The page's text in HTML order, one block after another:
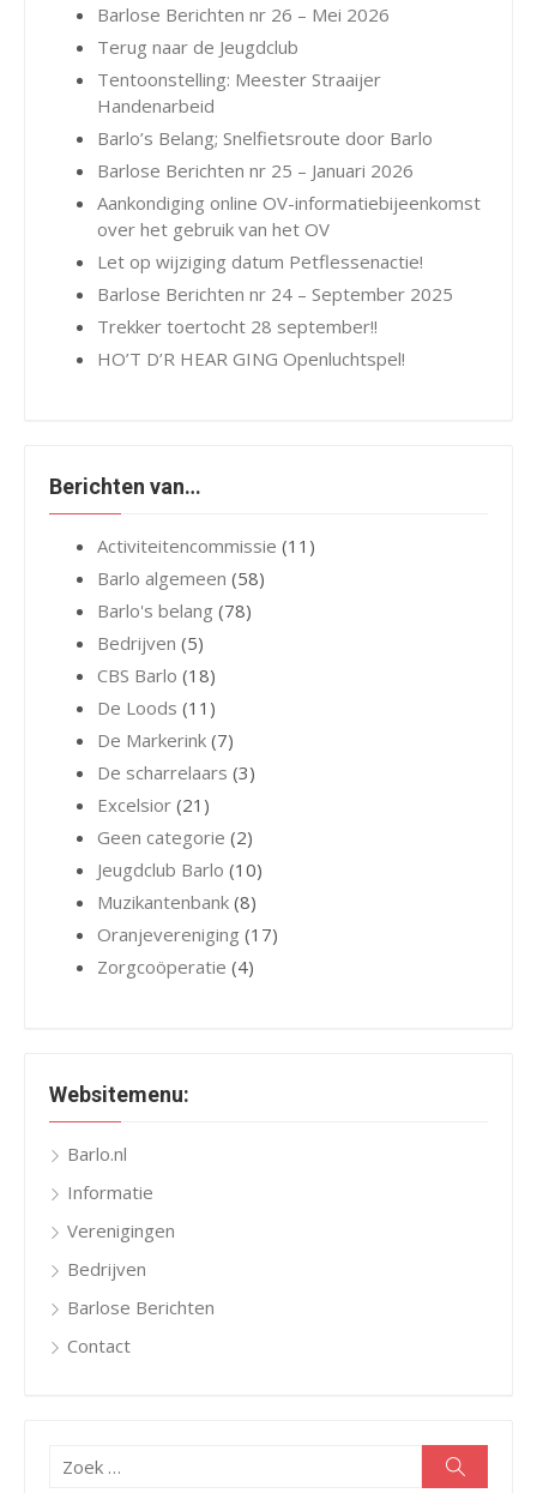
Barlose Berichten nr 26 – Mei 2026
Terug naar de Jeugdclub
Tentoonstelling: Meester Straaijer
Handenarbeid
Barlo’s Belang; Snelfietsroute door Barlo
Barlose Berichten nr 25 – Januari 2026
Aankondiging online OV-informatiebijeenkomst
over het gebruik van het OV
Let op wijziging datum Petflessenactie!
Barlose Berichten nr 24 – September 2025
Trekker toertocht 28 september!!
HO’T D’R HEAR GING Openluchtspel!
Berichten van…
Activiteitencommissie (11)
Barlo algemeen (58)
Barlo's belang (78)
Bedrijven (5)
CBS Barlo (18)
De Loods (11)
De Markerink (7)
De scharrelaars (3)
Excelsior (21)
Geen categorie (2)
Jeugdclub Barlo (10)
Muzikantenbank (8)
Oranjevereniging (17)
Zorgcoöperatie (4)
Websitemenu:
Barlo.nl
Informatie
Verenigingen
Bedrijven
Barlose Berichten
Contact
Zoeken